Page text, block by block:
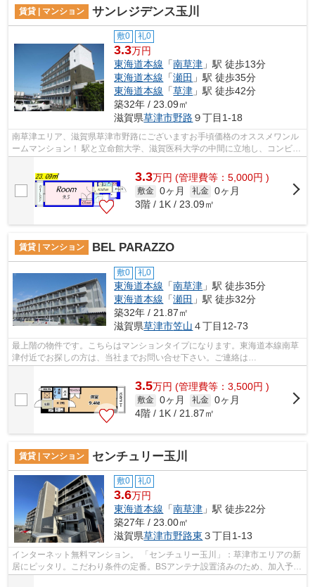
賃貸 | マンション サンレジデンス玉川
敷0 礼0
3.3万円
東海道本線 「南草津 」駅 徒歩13分
東海道本線 「瀬田 」駅 徒歩35分
東海道本線 「草津 」駅 徒歩42分
築32年 / 23.09㎡
滋賀県草津市野路 ９丁目1-18
南草津エリア、滋賀県草津市野路にございますお手頃価格のオススメワンル
ームマンション！ 駅と立命館大学、滋賀医科大学の中間に立地し、コンビニ
なども目の前にある学生様には嬉しい...
3.3万円 (管理費等：5,000円 )
敷金 0ヶ月 礼金 0ヶ月
3階 / 1K / 23.09㎡
賃貸 | マンション BEL PARAZZO
敷0 礼0
東海道本線 「南草津 」駅 徒歩35分
東海道本線 「瀬田 」駅 徒歩32分
築32年 / 21.87㎡
滋賀県草津市笠山 ４丁目12-73
最上階の物件です。こちらはマンションタイプになります。東海道本線南草
津付近でお探しの方は、当社までお問い合せ下さい。ご連絡は
<fd@sigasaison.com>からお待ちしております。
3.5万円 (管理費等：3,500円 )
敷金 0ヶ月 礼金 0ヶ月
4階 / 1K / 21.87㎡
賃貸 | マンション センチュリー玉川
敷0 礼0
3.6万円
東海道本線 「南草津 」駅 徒歩22分
築27年 / 23.00㎡
滋賀県草津市野路東 ３丁目1-13
インターネット無料マンション。 「センチュリー玉川」：草津市エリアの新
居にピッタリ。こだわり条件の定番。BSアンテナ設置済みのため、加入予定
の方もスムーズにご契約頂けます。カ...